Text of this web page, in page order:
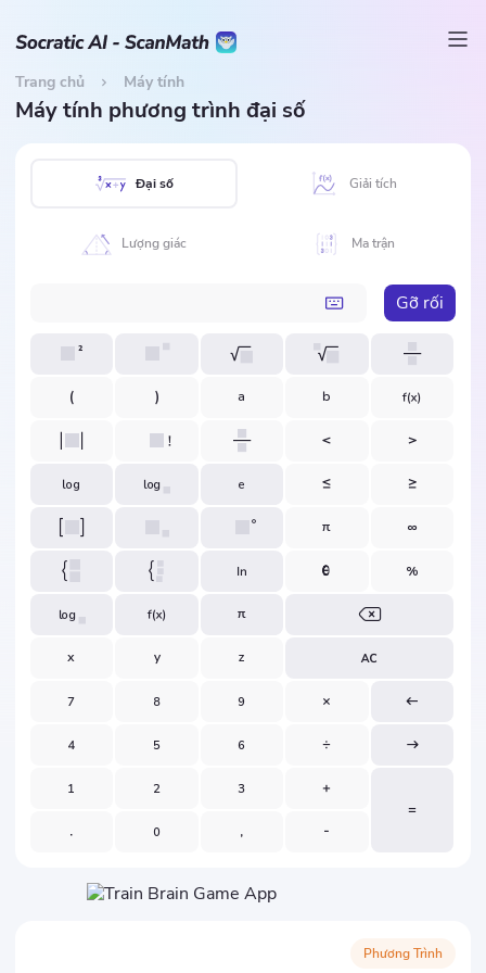
Trang chủ Máy tính
Máy tính phương trình đại số
Đại số Giải tích
Lượng giác Ma trận
Gỡ rối
Phương Trình